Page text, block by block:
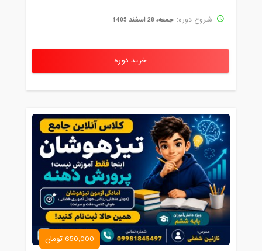
شروع دوره: جمعه، 28 اسفند 1405
خرید دوره
650,000 تومان